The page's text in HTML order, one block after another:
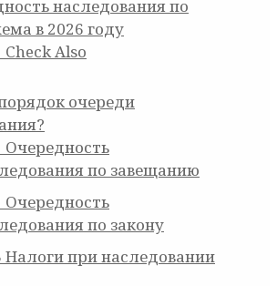
наследования по
в 2026 году
Check Also
очереди
Очередность
по завещанию
Очередность
по закону
Налоги при наследовании